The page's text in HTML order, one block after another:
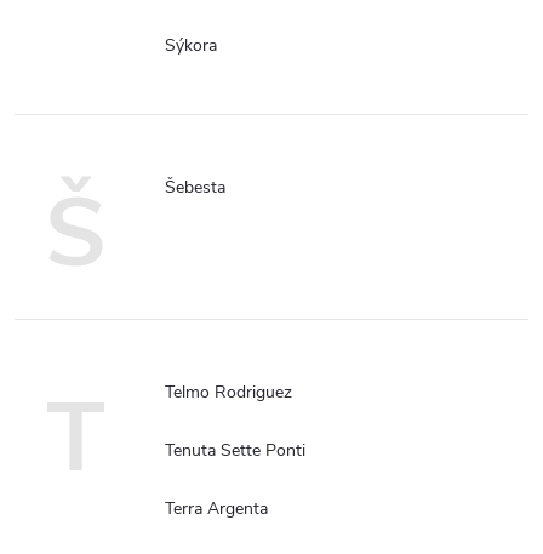
Sýkora
Š Šebesta
T Telmo Rodriguez
Tenuta Sette Ponti
Terra Argenta